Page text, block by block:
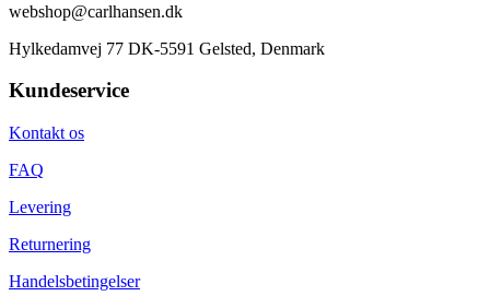
webshop@carlhansen.dk
Hylkedamvej 77 DK-5591 Gelsted, Denmark
Kundeservice
Kontakt os
FAQ
Levering
Returnering
Handelsbetingelser